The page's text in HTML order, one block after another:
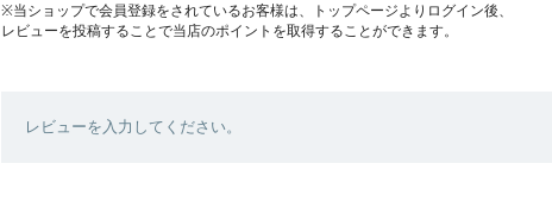
※当ショップで会員登録をされているお客様は、トップページよりログイン後、
レビューを投稿することで当店のポイントを取得することができます。
レビューを入力してください。